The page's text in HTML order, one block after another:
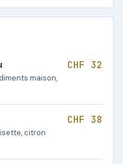
maison,
CHF 32
citron
CHF 38